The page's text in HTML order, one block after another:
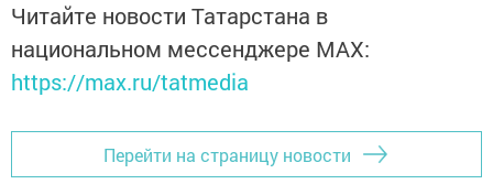
Читайте новости Татарстана в
национальном мессенджере MАХ:
https://max.ru/tatmedia
Перейти на страницу новости